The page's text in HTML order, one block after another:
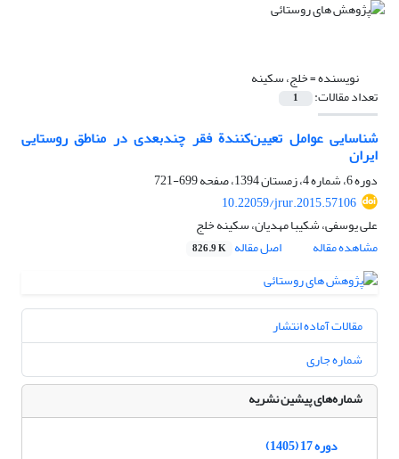
نویسنده =خلج، سکینه
تعداد مقالات: 1
شناسایی عوامل تعیین‌کنندة فقر چندبعدی در مناطق روستایی
ایران
دوره 6، شماره 4، زمستان 1394، صفحه
699-721
10.22059/jrur.2015.57106
علی یوسفی، شکیبا مهدیان، سکینه خلج
مشاهده مقاله
اصل مقاله 826.9 K
مقالات آماده انتشار
شماره جاری
شماره‌های پیشین نشریه
دوره 17 (1405)